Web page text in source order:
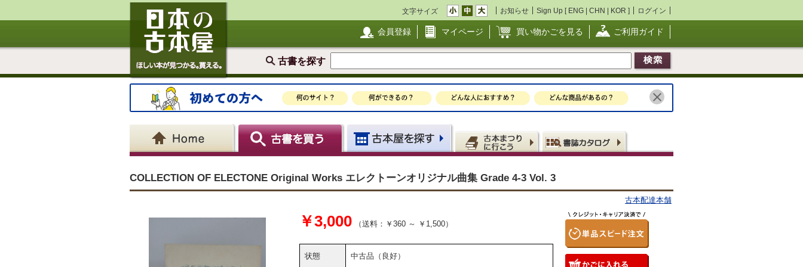
文字サイズ お知らせ Sign Up [ ENG | CHN | KOR ] ログイン
会員登録 マイページ 買い物かごを見る ご利用ガイド
古書を探す
COLLECTION OF ELECTONE Original Works エレクトーンオリジナル曲集 Grade 4-3 Vol. 3
古本配達本舗
￥3,000 （送料：￥360 ～ ￥1,500）
状態 中古品（良好）